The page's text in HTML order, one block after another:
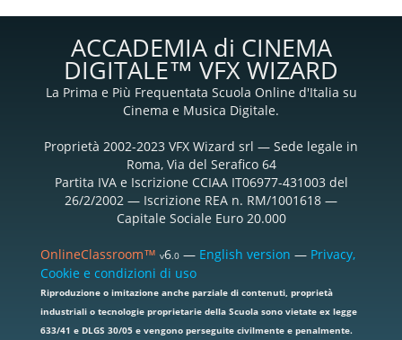
ACCADEMIA di CINEMA
DIGITALE™ VFX WIZARD
La Prima e Più Frequentata Scuola Online d'Italia su
Cinema e Musica Digitale.
Proprietà 2002-2023 VFX Wizard srl — Sede legale in
Roma, Via del Serafico 64
Partita IVA e Iscrizione CCIAA IT06977-431003 del
26/2/2002 — Iscrizione REA n. RM/1001618 —
Capitale Sociale Euro 20.000
OnlineClassroom™ v6.0— English version — Privacy,
Cookie e condizioni di uso
Riproduzione o imitazione anche parziale di contenuti, proprietà
industriali o tecnologie proprietarie della Scuola sono vietate ex legge
633/41 e DLGS 30/05 e vengono perseguite civilmente e penalmente.